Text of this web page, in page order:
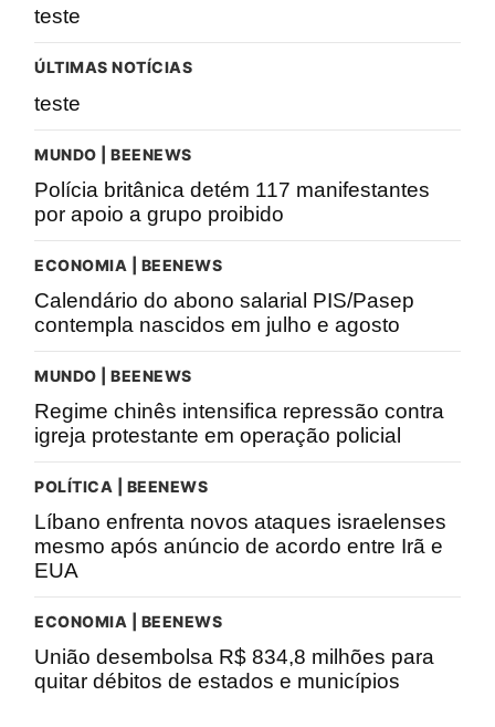
teste
ÚLTIMAS NOTÍCIAS
teste
MUNDO | BEENEWS
Polícia britânica detém 117 manifestantes
por apoio a grupo proibido
ECONOMIA | BEENEWS
Calendário do abono salarial PIS/Pasep
contempla nascidos em julho e agosto
MUNDO | BEENEWS
Regime chinês intensifica repressão contra
igreja protestante em operação policial
POLÍTICA | BEENEWS
Líbano enfrenta novos ataques israelenses
mesmo após anúncio de acordo entre Irã e
EUA
ECONOMIA | BEENEWS
União desembolsa R$ 834,8 milhões para
quitar débitos de estados e municípios